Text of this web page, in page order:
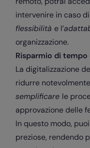
intervenire in caso
flessibilità e l’
organizzazione.
Risparmio di tempo
La digitalizzazione
ridurre
semplificare le
approvazione delle
In questo modo,
preziose, rendendo